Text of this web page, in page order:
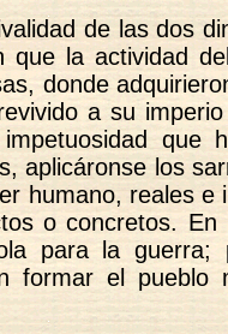
de las dos
que la actividad
donde
a su
que
aplicáronse los
humano, reales e
o concretos.
para la guerra;
formar el